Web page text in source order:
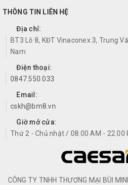
THÔNG TIN LIÊN HỆ
Địa chỉ:
BT3 Lô 8, KĐT Vinaconex 3, Trung
Nam
Điện thoại:
0847.550.033
Email:
cskh@bm8.vn
Giờ mở cửa:
Thứ 2 - Chủ nhật / 08.00 AM - 22.00
CÔNG TY TNHH THƯƠNG MẠI BÙI